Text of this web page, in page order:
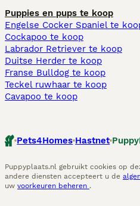
Puppies en pups te koop
Engelse Cocker Spaniel te
Cockapoo te koop
Labrador Retriever te koop
Duitse Herder te koop
Franse Bulldog te koop
Teckel ruwhaar te koop
Cavapoo te koop
Pets4Homes Hastnet
Puppyplaats.nl gebruikt cookies op
andere diensten accepteert u de
uw voorkeuren beheren .